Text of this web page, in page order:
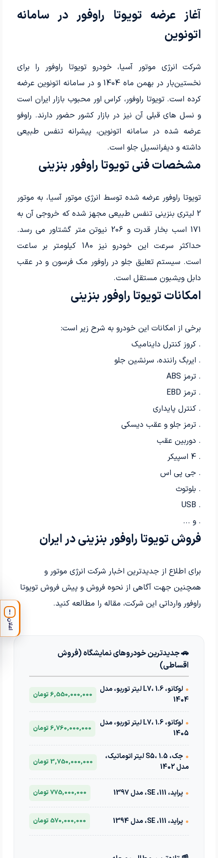
آغاز عرضه تویوتا راوفور در سامانه
اتونوین
شرکت انرژی موتور آسیا، خودرو تویوتا راوفور را برای
نخستین‌بار در بهمن ماه 1404 و در سامانه اتونوین عرضه
کرده است. تویوتا راوفور، کراس اور محبوب بازار ایران است
و نسل های قبلی آن نیز در بازار کشور حضور دارند. راوفو
عرضه شده در سامانه اتونوین، پیشرانه تنفس طبیعی
داشته و دیفرانسیل جلو است.
مشخصات فنی تویوتا راوفور بنزینی
تویوتا راوفور عرضه شده توسط انرژی موتور آسیا، به موتور
2 لیتری بنزینی تنفس طبیعی مجهز شده که خروجی آن به
171 اسب بخار قدرت و 206 نیوتن متر گشتاور می رسد.
حداکثر سرعت این خودرو نیز 180 کیلومتر بر ساعت
است. سیستم تعلیق جلو در راوفور مک فرسون و در عقب
دابل ویشبون مستقل است.
امکانات تویوتا راوفور بنزینی
برخی از امکانات این خودرو به شرح زیر است:
. کروز کنترل داینامیک
. ایربگ راننده، سرنشین جلو
. ترمز ABS
. ترمز EBD
. کنترل پایداری
. ترمز جلو و عقب دیسکی
. دوربین عقب
. 4 اسپیکر
. جی پی اس
. بلوتوث
.
USB
. و ...
فروش تویوتا راوفور بنزینی در ایران
برای اطلاع از جدیدترین اخبار شرکت انرژی موتور و
همچنین جهت آگاهی از نحوه فروش و پیش فروش تویوتا
راوفور وارداتی این شرکت، مقاله را مطالعه کنید.
🚗 جدیدترین خودروهای نمایشگاه (فروش
اقساطی)
•
لوکانو، L7، 1.6 لیتر توربو، مدل
1404
6,550,000,000 تومان
•
لوکانو، L7، 1.6 لیتر توربو، مدل
1405
6,760,000,000 تومان
•
جک، S5، 1.5 لیتر اتوماتیک،
مدل 1402
3,750,000,000 تومان
• پراید، 111، SE، مدل 1397 775,000,000 تومان
• پراید، 111، SE، مدل 1394 570,000,000 تومان
!
اعلان